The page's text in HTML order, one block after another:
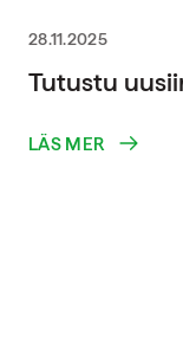
28.11.2025
Tutustu
LÄS MER